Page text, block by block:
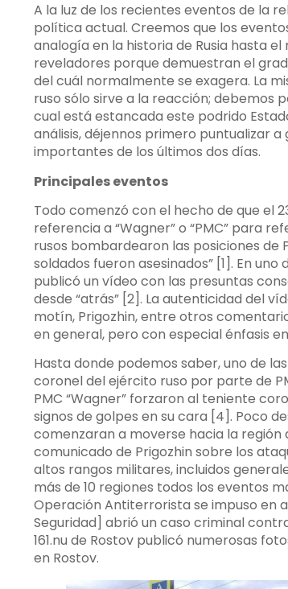
A la luz de los recientes eventos de la
política actual. Creemos que los
analogía en la historia de Rusia hasta
reveladores porque demuestran el
del cuál normalmente se exagera. La
ruso sólo sirve a la reacción; debemos
cual está estancada este podrido
análisis, déjennos primero puntualizar
importantes de los últimos dos días.
Principales eventos
Todo comenzó con el hecho de que el
referencia a “Wagner” o “PMC” para
rusos bombardearon las posiciones de
soldados fueron asesinados” [1]. En
publicó un vídeo con las presuntas
desde “atrás” [2]. La autenticidad del
motín, Prigozhin, entre otros
en general, pero con especial énfasis
Hasta donde podemos saber, uno de
coronel del ejército ruso por parte de
PMC “Wagner” forzaron al teniente
signos de golpes en su cara [4]. Poco
comenzaran a moverse hacia la región
comunicado de Prigozhin sobre los
altos rangos militares, incluidos
más de 10 regiones todos los eventos
Operación Antiterrorista se impuso en
Seguridad] abrió un caso criminal
161.nu de Rostov publicó numerosas
en Rostov.